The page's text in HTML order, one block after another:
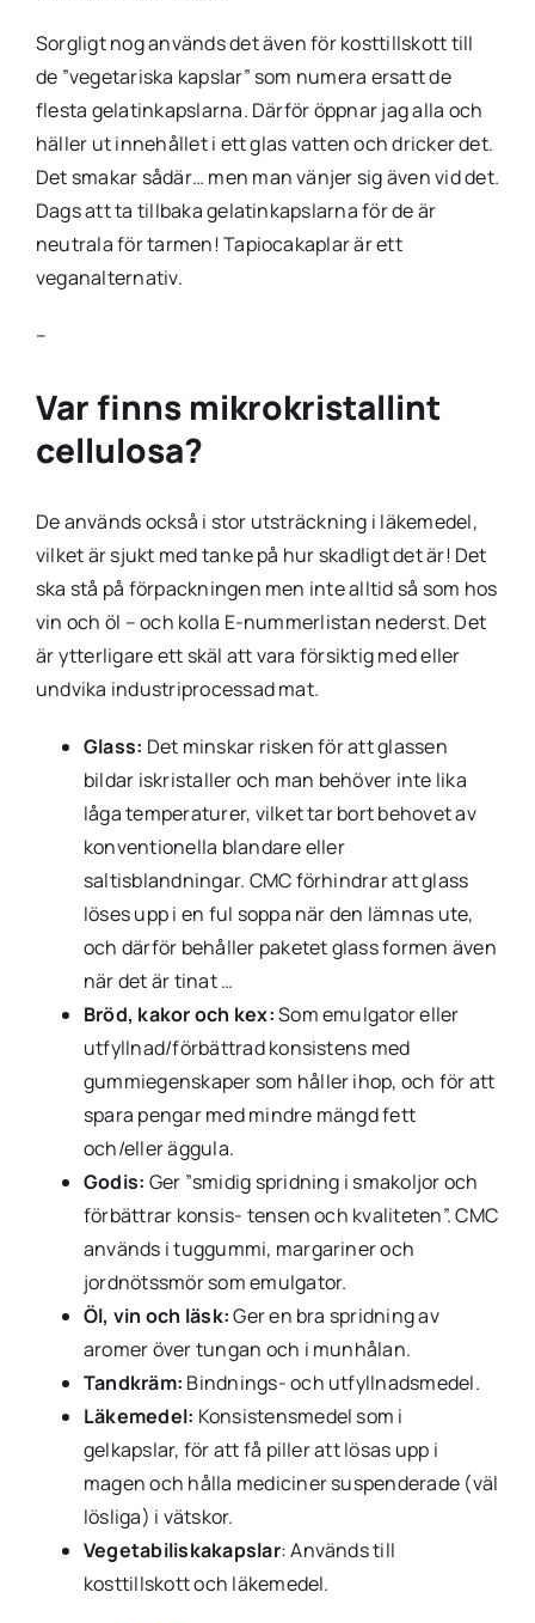
Sorgligt nog används det även för kosttillskott till
de ”vegetariska kapslar” som numera ersatt de
flesta gelatinkapslarna. Därför öppnar jag alla och
häller ut innehållet i ett glas vatten och dricker det.
Det smakar sådär… men man vänjer sig även vid det.
Dags att ta tillbaka gelatinkapslarna för de är
neutrala för tarmen! Tapiocakaplar är ett
veganalternativ.
–
Var finns mikrokristallint
cellulosa?
De används också i stor utsträckning i läkemedel,
vilket är sjukt med tanke på hur skadligt det är! Det
ska stå på förpackningen men inte alltid så som hos
vin och öl – och kolla E-nummerlistan nederst. Det
är ytterligare ett skäl att vara försiktig med eller
undvika industriprocessad mat.
Glass: Det minskar risken för att glassen
bildar iskristaller och man behöver inte lika
låga temperaturer, vilket tar bort behovet av
konventionella blandare eller
saltisblandningar. CMC förhindrar att glass
löses upp i en ful soppa när den lämnas ute,
och därför behåller paketet glass formen även
när det är tinat …
Bröd, kakor och kex:Som emulgator eller
utfyllnad/förbättrad konsistens med
gummiegenskaper som håller ihop, och för att
spara pengar med mindre mängd fett
och/eller äggula.
Godis: Ger ”smidig spridning i smakoljor och
förbättrar konsis- tensen och kvaliteten”. CMC
används i tuggummi, margariner och
jordnötssmör som emulgator.
Öl, vin och läsk:Ger en bra spridning av
aromer över tungan och i munhålan.
Tandkräm: Bindnings- och utfyllnadsmedel.
Läkemedel: Konsistensmedel som i
gelkapslar, för att få piller att lösas upp i
magen och hålla mediciner suspenderade (väl
lösliga) i vätskor.
Vegetabiliskakapslar: Används till
kosttillskott och läkemedel.